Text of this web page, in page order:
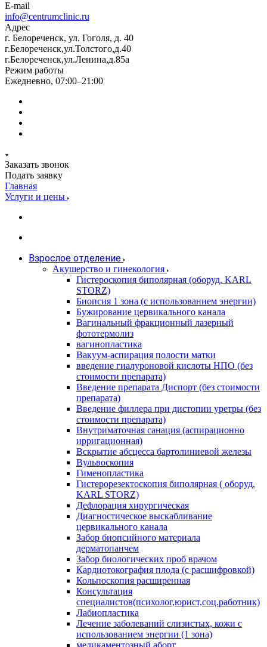
E-mail
info@centrumclinic.ru
Адрес
г. Белореченск, ул. Гоголя, д. 40
г.Белореченск,ул.Толстого,д.40
г.Белореченск,ул.Ленина,д.85а
Режим работы
Ежедневно, 07:00–21:00
Заказать звонок
Подать заявку
Главная
Услуги и цены
Взрослое отделение
Акушерство и гинекология
Гистероскопия биполярная (оборуд. KARL
STORZ)
Биопсия 1 зона (с использованием энергии)
Бужирование цервикального канала
Вагинальный фракционный лазерный
фототермолиз
вагинопластика
Вакуум-аспирация полости матки
введение гиалуроновой кислоты НПО (без
стоимости препарата)
Введение препарата Диспорт (без стоимости
препарата)
Введение филлера при дистопии уретры (без
стоимости препарата)
Внутриматочная санация (аспирационно
ирригационная)
Вскрытие абсцесса бартолиниевой железы
Вульвоскопия
Гименопластика
Гистерорезектоскопия биполярная ( оборуд.
KARL STORZ)
Дефлорация хирургическая
Диагностическое выскабливание
цервикального канала
Забор биопсийного материала
дерматопанчем
Забор биологических проб врачом
Кардиотокография плода (с расшифровкой)
Кольпоскопия расширенная
Консультация
специалистов(психолог,юрист,соц.работник)
Лабиопластика
Лечение заболеваний слизистых, кожи с
использованием энергии (1 зона)
медикаментозный аборт